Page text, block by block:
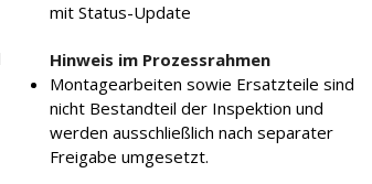
mit Status-Update
Hinweis im Prozessrahmen
Montagearbeiten sowie Ersatzteile sind
nicht Bestandteil der Inspektion und
werden ausschließlich nach separater
Freigabe umgesetzt.